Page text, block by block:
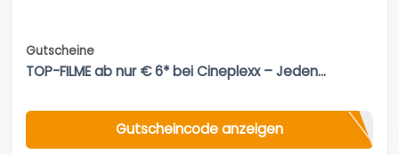
Gutscheine
TOP-FILME ab nur € 6* bei Cineplexx – Jeden...
Gutscheincode anzeigen